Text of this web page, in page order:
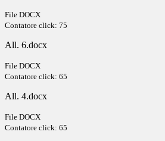
File DOCX
Contatore click: 75
All. 6.docx
File DOCX
Contatore click: 65
All. 4.docx
File DOCX
Contatore click: 65